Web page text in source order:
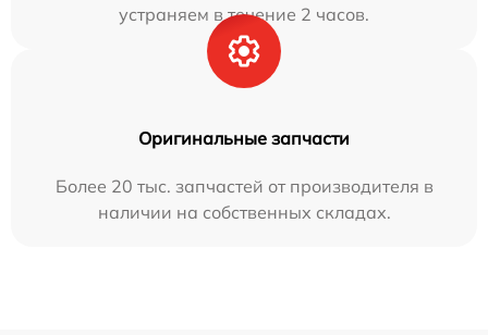
устраняем в течение 2 часов.
Оригинальные запчасти
Более 20 тыс. запчастей от производителя в
наличии на собственных складах.